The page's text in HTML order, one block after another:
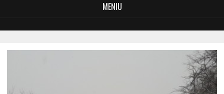
MENIU